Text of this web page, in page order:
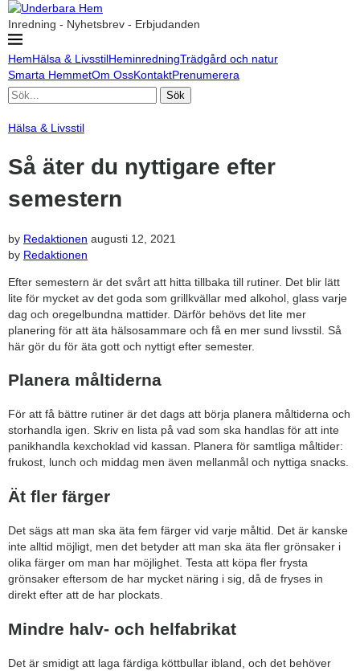
Inredning - Nyhetsbrev - Erbjudanden
HemHälsa & LivsstilHeminredningTrädgård och natur
Smarta HemmetOm OssKontaktPrenumerera
Sök
Hälsa & Livsstil
Så äter du nyttigare efter
semestern
by Redaktionen augusti 12, 2021
by Redaktionen
Efter semestern är det svårt att hitta tillbaka till rutiner. Det blir lätt
lite för mycket av det goda som grillkvällar med alkohol, glass varje
dag och oregelbundna mattider. Därför behövs det lite mer
planering för att äta hälsosammare och få en mer sund livsstil. Så
här gör du för äta gott och nyttigt efter semester.
Planera måltiderna
För att få bättre rutiner är det dags att börja planera måltiderna och
storhandla igen. Skriv en lista på vad som ska handlas för att inte
panikhandla kexchoklad vid kassan. Planera för samtliga måltider:
frukost, lunch och middag men även mellanmål och nyttiga snacks.
Ät fler färger
Det sägs att man ska äta fem färger vid varje måltid. Det är kanske
inte alltid möjligt, men det betyder att man ska äta fler grönsaker i
olika färger om man har möjlighet. Testa att köpa fler frysta
grönsaker eftersom de har mycket näring i sig, då de fryses in
direkt efter att de har plockats.
Mindre halv- och helfabrikat
Det är smidigt att laga färdiga köttbullar ibland, och det behöver